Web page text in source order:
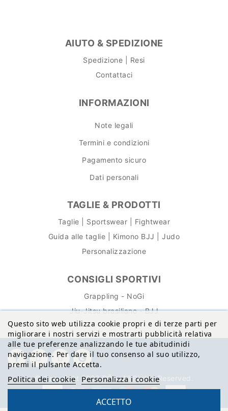
AIUTO & SPEDIZIONE
Spedizione | Resi
Contattaci
INFORMAZIONI
Note legali
Termini e condizioni
Pagamento sicuro
Dati personali
TAGLIE & PRODOTTI
Taglie | Sportswear | Fightwear
Guida alle taglie | Kimono BJJ | Judo
Personalizzazione
CONSIGLI SPORTIVI
Grappling - NoGi
Jiu-Jitsu brasiliano - BJJ
Questo sito web utilizza cookie propri e di terze parti per
migliorare i nostri servizi e mostrarti pubblicità relativa
alle tue preferenze analizzando le tue abitudinidi
navigazione. Per dare il tuo consenso al suo utilizzo,
premi il pulsante Accetta.
Politica dei cookie Personalizza i cookie
ACCETTO
© Copyright 2026 BŌA. All Rights Reserved.